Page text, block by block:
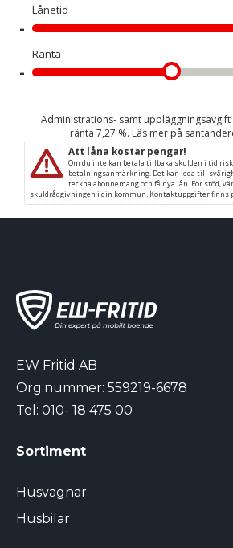
EW Fritid AB
Org.nummer: 559219-6678
Tel: 010- 18 475 00
Sortiment
Husvagnar
Husbilar